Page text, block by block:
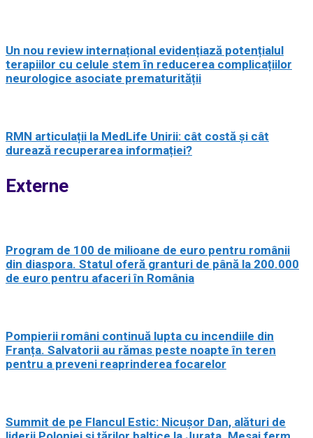
Un nou review internațional evidențiază potențialul
terapiilor cu celule stem în reducerea complicațiilor
neurologice asociate prematurității
RMN articulații la MedLife Unirii: cât costă și cât
durează recuperarea informației?
Externe
Program de 100 de milioane de euro pentru românii
din diaspora. Statul oferă granturi de până la 200.000
de euro pentru afaceri în România
Pompierii români continuă lupta cu incendiile din
Franța. Salvatorii au rămas peste noapte în teren
pentru a preveni reaprinderea focarelor
Summit de pe Flancul Estic: Nicușor Dan, alături de